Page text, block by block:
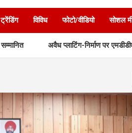
ट्रेंडिंग विविध फोटो/वीडियो सोशल
अवैध प्लाटिंग-निर्माण पर एमडीडीए की बड़ी